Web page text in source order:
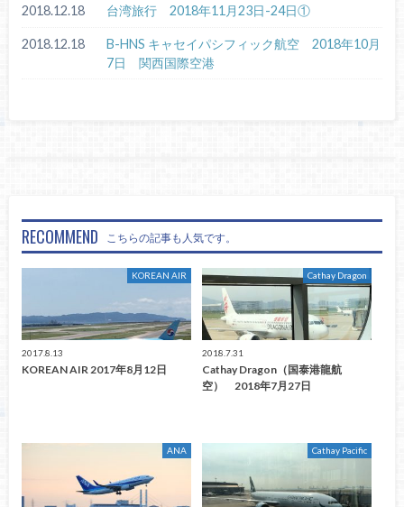
2018.12.18 台湾旅行 2018年11月23日-24日①
2018.12.18
B-HNS キャセイパシフィック航空 2018年10月
7日 関西国際空港
RECOMMEND こちらの記事も人気です。
KOREAN AIR
2017.8.13
KOREAN AIR 2017年8月12日
Cathay Dragon
2018.7.31
Cathay Dragon（国泰港龍航
空） 2018年7月27日
ANA Cathay Pacific